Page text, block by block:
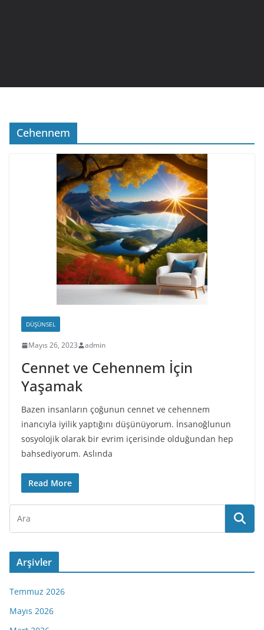
Cehennem
DÜŞÜNSEL
Mayıs 26, 2023 admin
Cennet ve Cehennem İçin
Yaşamak
Bazen insanların çoğunun cennet ve cehennem
inancıyla iyilik yaptığını düşünüyorum. İnsanoğlunun
sosyolojik olarak bir evrim içerisinde olduğundan hep
bahsediyorum. Aslında
Read More
Arşivler
Temmuz 2026
Mayıs 2026